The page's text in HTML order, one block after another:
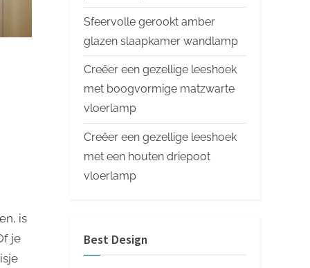
is
je
Sfeervolle gerookt amber
glazen slaapkamer wandlamp
Creëer een gezellige leeshoek
met boogvormige matzwarte
vloerlamp
Creëer een gezellige leeshoek
met een houten driepoot
vloerlamp
Best Design